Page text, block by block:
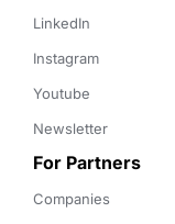
LinkedIn
Instagram
Youtube
Newsletter
For Partners
Companies